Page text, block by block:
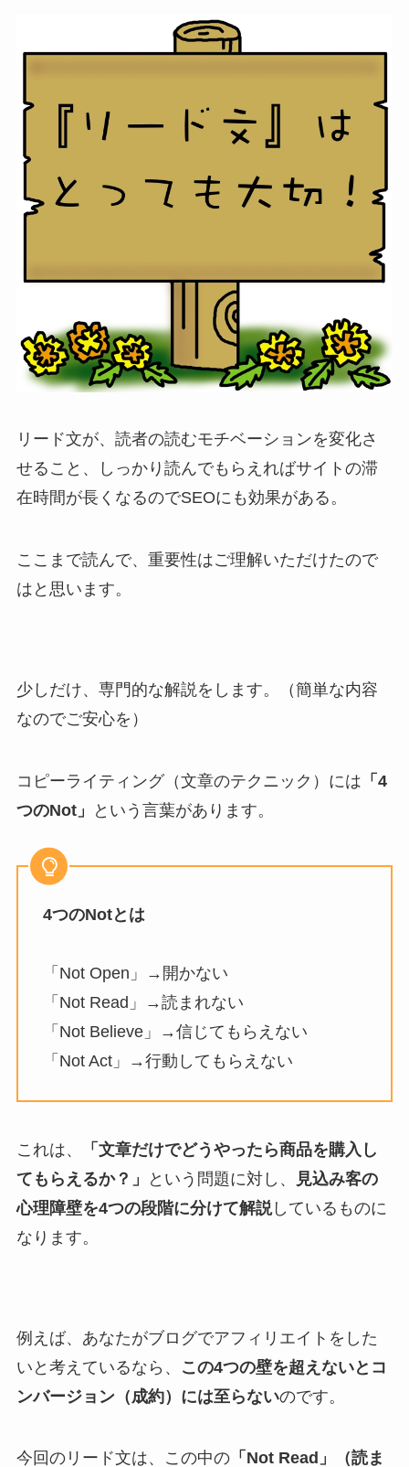
リード文が、読者の読むモチベーションを変化さ
せること、しっかり読んでもらえればサイトの滞
在時間が長くなるのでSEOにも効果がある。
ここまで読んで、重要性はご理解いただけたので
はと思います。
少しだけ、専門的な解説をします。（簡単な内容
なのでご安心を）
コピーライティング（文章のテクニック）には 「4
つのNot」
という言葉があります。
4つのNotとは
「Not Open」→開かない
「Not Read」→読まれない
「Not Believe」→信じてもらえない
「Not Act」→行動してもらえない
これは、
「文章だけでどうやったら商品を購入し
てもらえるか？」
という問題に対し、
見込み客の
心理障壁を4つの段階に分けて解説しているものに
なります。
例えば、あなたがブログでアフィリエイトをした
いと考えているなら、
この4つの壁を超えないとコ
ンバージョン（成約）には至らないのです。
今回のリード文は、この中の「Not Read」（読ま